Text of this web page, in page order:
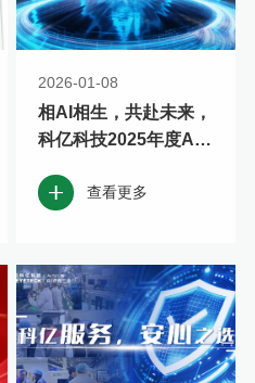
2026-01-08
相AI相生，共赴未来，
科亿科技2025年度AI
查看更多